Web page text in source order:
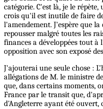
catégorie. C'est là, je le
crois qu'il est inutile de faire
l'amendement. J'espère que
repousser malgré toutes les
finances a développées tout
opposition avec son exposé
J'ajouterai une seule chose :
allégations de M. le ministre
que, dans certains moments,
France par le transit que,
d'Angleterre ayant été ouvert,